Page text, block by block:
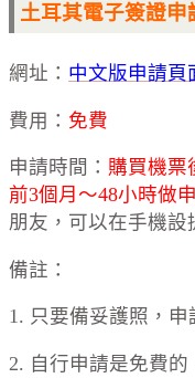
土耳其電子簽證
網址： 中文版申請頁
費用： 免費
申請時間： 購買機票
前3個月～48小時做
朋友，可以在手機設
備註：
1. 只要備妥護照，
2. 自行申請是免費